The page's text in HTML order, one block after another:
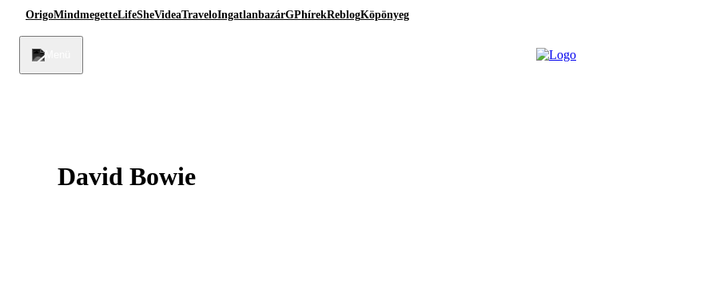
OrigoMindmegetteLifeSheVideaTraveloIngatlanbazárGPhírekReblogKöpönyeg
David Bowie